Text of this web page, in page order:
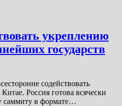
укреплению
государств
содействовать
Россия готова всячески
саммиту в формате…